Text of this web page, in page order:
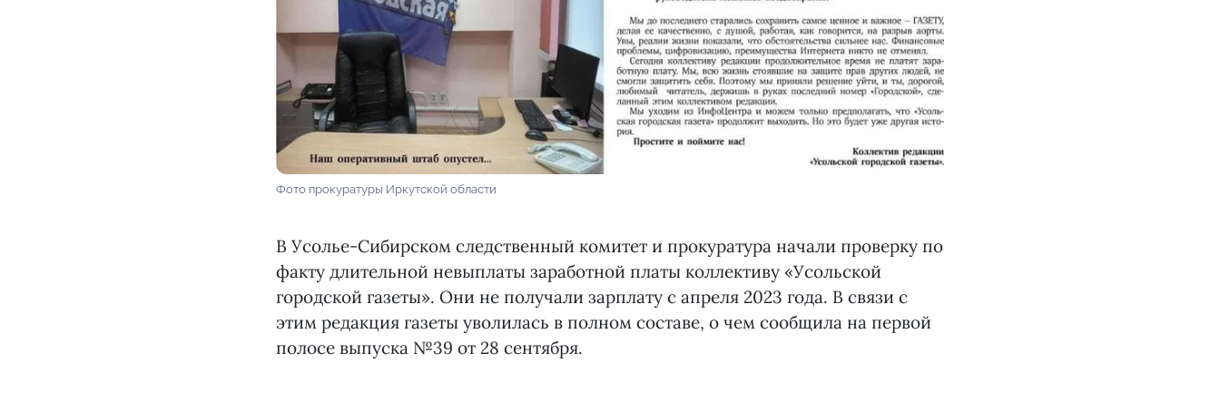
Фото прокуратуры Иркутской области
В Усолье-Сибирском следственный комитет и прокуратура начали проверку по
факту длительной невыплаты заработной платы коллективу «Усольской
городской газеты». Они не получали зарплату с апреля 2023 года. В связи с
этим редакция газеты уволилась в полном составе, о чем сообщила на первой
полосе выпуска №39 от 28 сентября.